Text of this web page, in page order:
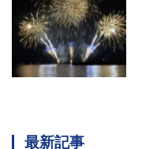
最新記事